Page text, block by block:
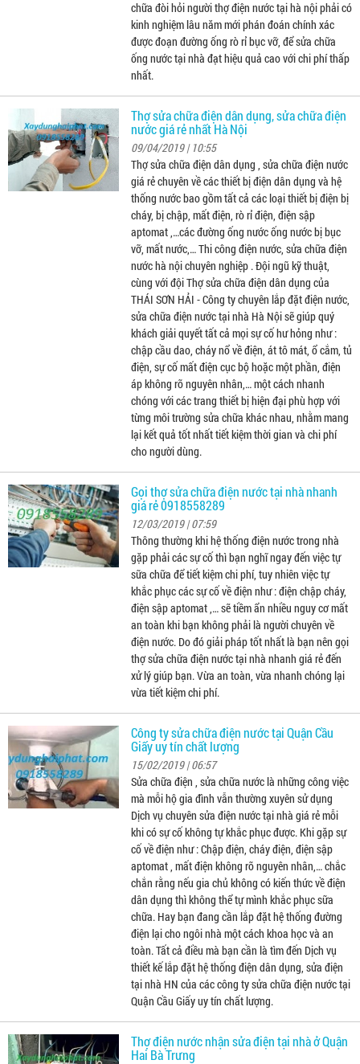
chữa đòi hỏi người thợ điện nước tại hà nội phải có
kinh nghiệm lâu năm mới phán đoán chính xác
được đoạn đường ống rò rỉ bục vỡ, để sửa chữa
ống nước tại nhà đạt hiệu quả cao với chi phí thấp
nhất.
Thợ sửa chữa điện dân dụng, sửa chữa điện
nước giá rẻ nhất Hà Nội
09/04/2019 | 10:55
Thợ sửa chữa điện dân dụng , sửa chữa điện nước
giá rẻ chuyên về các thiết bị điện dân dụng và hệ
thống nước bao gồm tất cả các loại thiết bị điện bị
cháy, bị chập, mất điện, rò rỉ điện, điện sập
aptomat ,…các đường ống nước ống nước bị bục
vỡ, mất nước,… Thi công điện nước, sửa chữa điện
nước hà nội chuyên nghiệp . Đội ngũ kỹ thuật,
cùng với đội Thợ sửa chữa điện dân dụng của
THÁI SƠN HẢI - Công ty chuyên lắp đặt điện nước,
sửa chữa điện nước tại nhà Hà Nội sẽ giúp quý
khách giải quyết tất cả mọi sự cố hư hỏng như :
chập cầu dao, cháy nổ về điện, át tô mát, ổ cắm, tủ
điện, sự cố mất điện cục bộ hoặc một phần, điện
áp không rõ nguyên nhân,… một cách nhanh
chóng với các trang thiết bị hiện đại phù hợp với
từng môi trường sửa chữa khác nhau, nhằm mang
lại kết quả tốt nhất tiết kiệm thời gian và chi phí
cho người dùng.
Gọi thợ sửa chữa điện nước tại nhà nhanh
giá rẻ 0918558289
12/03/2019 | 07:59
Thông thường khi hệ thống điện nước trong nhà
gặp phải các sự cố thì bạn nghĩ ngay đến việc tự
sữa chữa để tiết kiệm chi phí, tuy nhiên việc tự
khắc phục các sự cố về điện như : điện chập cháy,
điện sập aptomat ,… sẽ tiềm ẩn nhiều nguy cơ mất
an toàn khi bạn không phải là người chuyên về
điện nước. Do đó giải pháp tốt nhất là bạn nên gọi
thợ sửa chữa điện nước tại nhà nhanh giá rẻ đến
xử lý giúp bạn. Vừa an toàn, vừa nhanh chóng lại
vừa tiết kiệm chi phí.
Công ty sửa chữa điện nước tại Quận Cầu
Giấy uy tín chất lượng
15/02/2019 | 06:57
Sửa chữa điện , sửa chữa nước là những công việc
mà mỗi hộ gia đình vẫn thường xuyên sử dụng
Dịch vụ chuyên sửa điện nước tại nhà giá rẻ mỗi
khi có sự cố không tự khắc phục được. Khi gặp sự
cố về điện như : Chập điện, cháy điện, điện sập
aptomat , mất điện không rõ nguyên nhân,… chắc
chắn rằng nếu gia chủ không có kiến thức về điện
dân dụng thì không thể tự mình khắc phục sữa
chữa. Hay bạn đang cần lắp đặt hệ thống đường
điện lại cho ngôi nhà một cách khoa học và an
toàn. Tất cả điều mà bạn cần là tìm đến Dịch vụ
thiết kế lắp đặt hệ thống điện dân dụng, sửa điện
tại nhà HN của các công ty sửa chữa điện nước tại
Quận Cầu Giấy uy tín chất lượng.
Thợ điện nước nhận sửa điện tại nhà ở Quận
Hai Bà Trưng